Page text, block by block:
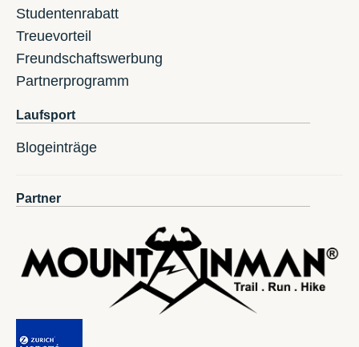
Studentenrabatt
Treuevorteil
Freundschaftswerbung
Partnerprogramm
Laufsport
Blogeinträge
Partner